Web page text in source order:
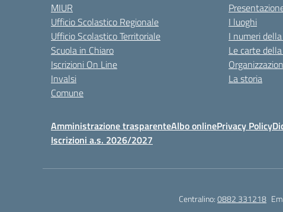
MIUR
Ufficio Scolastico Regionale
Ufficio Scolastico Territoriale
Scuola in Chiaro
Iscrizioni On Line
Invalsi
Comune
I luoghi
I numeri
Le carte
La storia
Amministrazione trasparenteAlbo onlinePrivacy Policy
Iscrizioni a.s. 2026/2027
Centralino:0882 331218